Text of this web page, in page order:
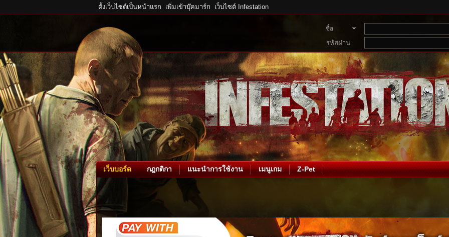
ตั้งเว็บไซต์เป็นหน้าแรก เพิ่มเข้าบุ๊คมาร์ก เว็บไซต์ Infestation
ชื่อ
สมาชิก
รหัสผ่าน
เว็บบอร์ด กฎกติกา แนะนำการใช้งาน เมนูเกม Z-Pet